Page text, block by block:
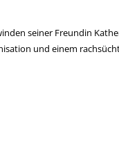
seiner Freundin
und einem